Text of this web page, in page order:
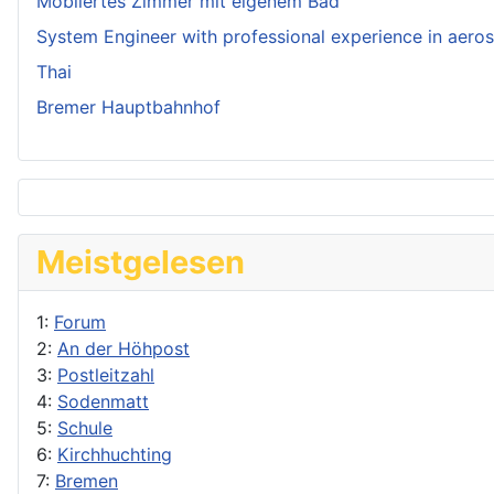
System Engineer with professional experience in
Thai
Bremer Hauptbahnhof
Meistgelesen
1: Forum
2: An der Höhpost
3: Postleitzahl
4: Sodenmatt
5: Schule
6: Kirchhuchting
7: Bremen